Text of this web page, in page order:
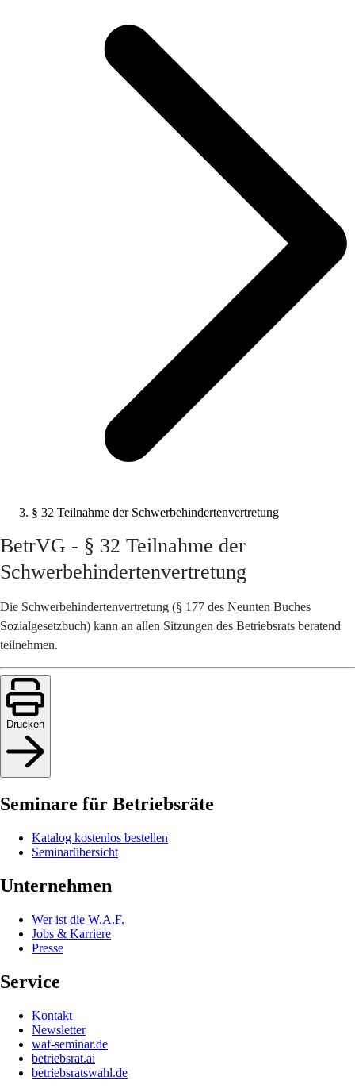
§ 32 Teilnahme der Schwerbehindertenvertretung
BetrVG - § 32 Teilnahme der
Schwerbehindertenvertretung
Die Schwerbehindertenvertretung (§ 177 des Neunten Buches
Sozialgesetzbuch) kann an allen Sitzungen des Betriebsrats beratend
teilnehmen.
Drucken
Seminare für Betriebsräte
Katalog kostenlos bestellen
Seminarübersicht
Unternehmen
Wer ist die W.A.F.
Jobs & Karriere
Presse
Service
Kontakt
Newsletter
waf-seminar.de
betriebsrat.ai
betriebsratswahl.de